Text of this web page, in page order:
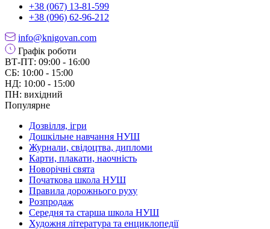
+38 (067) 13-81-599
+38 (096) 62-96-212
info@knigovan.com
Графік роботи
ВТ-ПТ: 09:00 - 16:00
СБ: 10:00 - 15:00
НД: 10:00 - 15:00
ПН: вихідний
Популярне
Дозвілля, ігри
Дошкільне навчання НУШ
Журнали, свідоцтва, дипломи
Карти, плакати, наочність
Новорічні свята
Початкова школа НУШ
Правила дорожнього руху
Розпродаж
Середня та старша школа НУШ
Художня література та енциклопедії